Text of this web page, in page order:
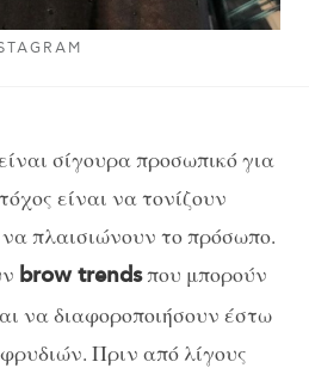
σίγουρα προσωπικό για
είναι να τονίζουν
πλαισιώνουν το πρόσωπο.
brow trendsπου μπορούν
να διαφοροποιήσουν έστω
Πριν από λίγους